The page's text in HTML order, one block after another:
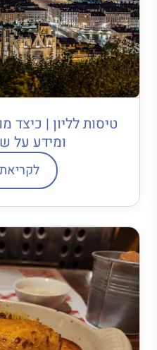
טיסות לליון | כיצד
ומידע על